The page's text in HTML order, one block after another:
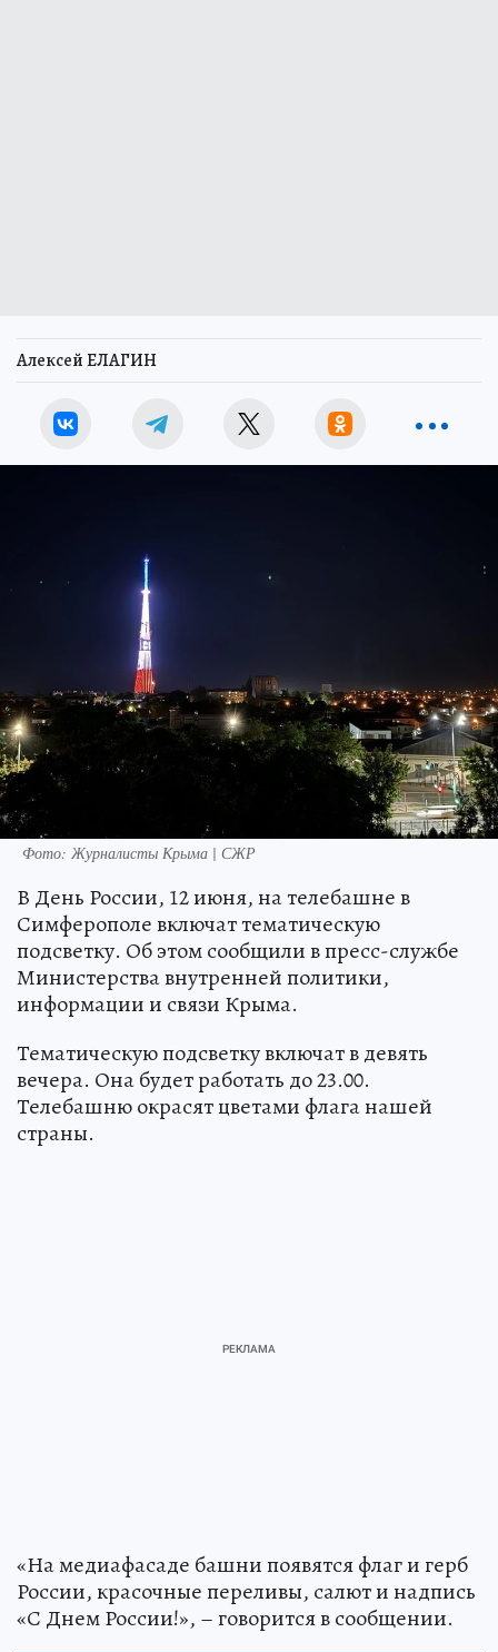
Алексей ЕЛАГИН
Фото: Журналисты Крыма | СЖР
В День России, 12 июня, на телебашне в
Симферополе включат тематическую
подсветку. Об этом сообщили в пресс-службе
Министерства внутренней политики,
информации и связи Крыма.
Тематическую подсветку включат в девять
вечера. Она будет работать до 23.00.
Телебашню окрасят цветами флага нашей
страны.
«На медиафасаде башни появятся флаг и герб
России, красочные переливы, салют и надпись
«С Днем России!», – говорится в сообщении.